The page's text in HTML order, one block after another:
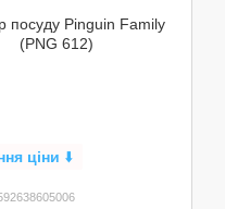
ціни ⬇️